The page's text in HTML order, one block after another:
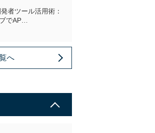
者ツール活用術：
でAP…
へ